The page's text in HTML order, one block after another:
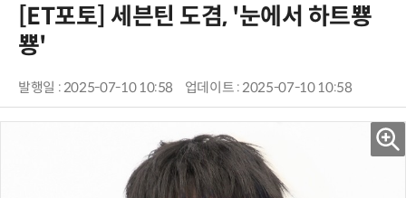
[ET포토] 세븐틴 도겸, '눈에서 하트뿅
뿅'
발행일 : 2025-07-10 10:58 업데이트 : 2025-07-10 10:58